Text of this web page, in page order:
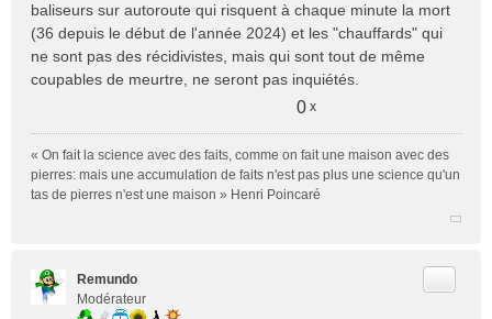
g
e
n
baliseurs sur autoroute qui risquent à chaque minute la mort
(36 depuis le début de l'année 2024) et les "chauffards" qui
ne sont pas des récidivistes, mais qui sont tout de même
coupables de meurtre, ne seront pas inquiétés.
0 x
« On fait la science avec des faits, comme on fait une maison avec des
pierres: mais une accumulation de faits n'est pas plus une science qu'un
tas de pierres n'est une maison » Henri Poincaré
Remundo
Modérateur